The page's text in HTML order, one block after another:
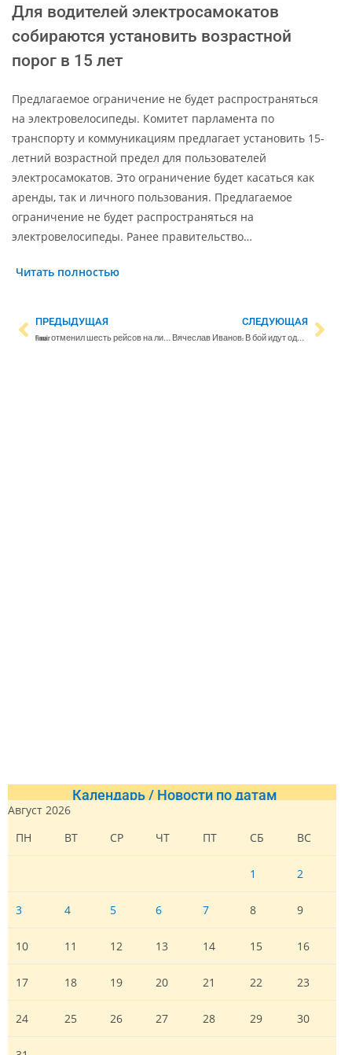
Для водителей электросамокатов
собираются установить возрастной
порог в 15 лет
Предлагаемое ограничение не будет распространяться
на электровелосипеды. Комитет парламента по
транспорту и коммуникациям предлагает установить 15-
летний возрастной предел для пользователей
электросамокатов. Это ограничение будет касаться как
аренды, так и личного пользования. Предлагаемое
ограничение не будет распространяться на
электровелосипеды. Ранее правительство…
Читать полностью
ПРЕДЫДУЩАЯ
Finnair отменил шесть рейсов на линии Таллинн-Хельсинки
СЛЕДУЮЩАЯ
Вячеслав Иванов: В бой идут одни старики
Календарь / Новости по датам
Август 2026
ПН
ВТ СР ЧТ ПТ СБ ВС
1 2
3 4 5 6 7 8 9
10 11 12 13 14 15 16
17 18 19 20 21 22 23
24 25 26 27 28 29 30